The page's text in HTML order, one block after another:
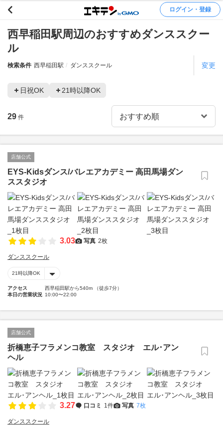
ログイン・登録
西早稲田駅周辺のおすすめダンススクー
ル
検索条件 西早稲田駅 ダンススクール 変更
日祝OK 21時以降OK
29 件
店舗公式
EYS-Kidsダンス/バレエアカデミー 高田馬場ダン
ススタジオ
3.03 写真 2枚
ダンススクール
21時以降OK
アクセス
西早稲田駅から540m （徒歩7分）
本日の営業状況 10:00〜22:00
店舗公式
折橋恵子フラメンコ教室 スタジオ エル･アン
ヘル
3.27 口コミ 1件 写真 7枚
ダンススクール